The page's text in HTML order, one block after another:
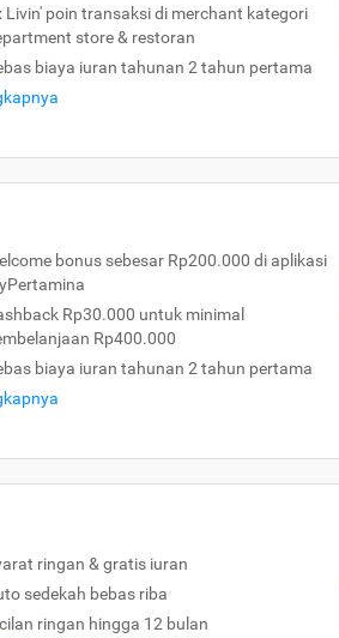
Livin' poin transaksi di merchant kategori
store & restoran
biaya iuran tahunan 2 tahun pertama
bonus sebesar Rp200.000 di aplikasi
Rp30.000 untuk minimal
Rp400.000
biaya iuran tahunan 2 tahun pertama
ringan & gratis iuran
sedekah bebas riba
ringan hingga 12 bulan